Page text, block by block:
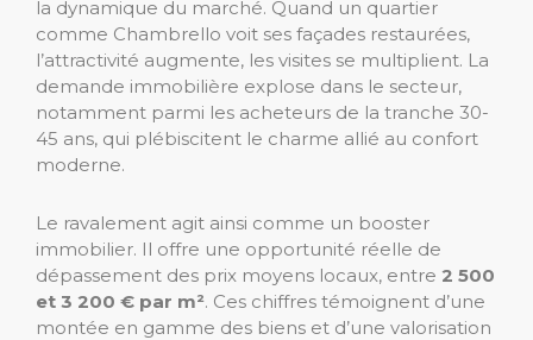
la dynamique du marché. Quand un quartier
comme Chambrello voit ses façades restaurées,
l’attractivité augmente, les visites se multiplient. La
demande immobilière explose dans le secteur,
notamment parmi les acheteurs de la tranche 30-
45 ans, qui plébiscitent le charme allié au confort
moderne.
Le ravalement agit ainsi comme un booster
immobilier. Il offre une opportunité réelle de
dépassement des prix moyens locaux, entre 2 500
et 3 200 € par m². Ces chiffres témoignent d’une
montée en gamme des biens et d’une valorisation